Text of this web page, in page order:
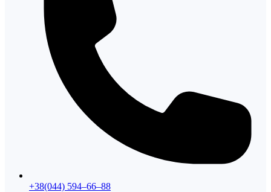
+38(044) 594–66–88